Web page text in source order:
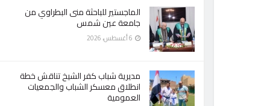
الماجستير للباحثة منى البطراوي من
جامعة عين شمس
مديرية شباب كفر الشيخ تناقش خطة
انطلاق معسكر الشباب والجمعيات
العمومية